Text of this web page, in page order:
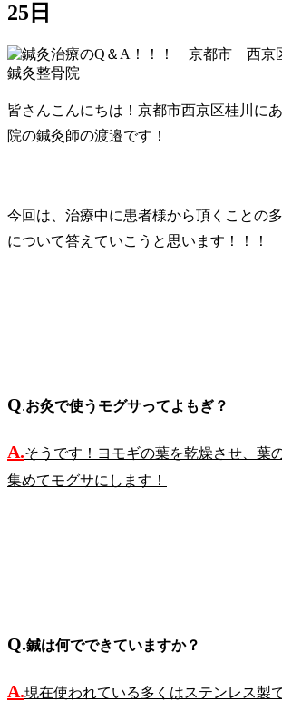
25日
皆さんこんにちは！京都市西京区桂川に
院の鍼灸師の渡邉です！
今回は、治療中に患者様から頂くことの
について答えていこうと思います！！！
Q.お灸で使うモグサってよもぎ？
A.そうです！ヨモギの葉を乾燥させ、葉
集めてモグサにします！
Q.鍼は何でできていますか？
A.現在使われている多くはステンレス製